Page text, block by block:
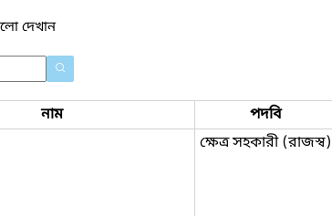
দেখান
নাম পদবি
ক্ষেত্র সহকারী (রাজস্ব)